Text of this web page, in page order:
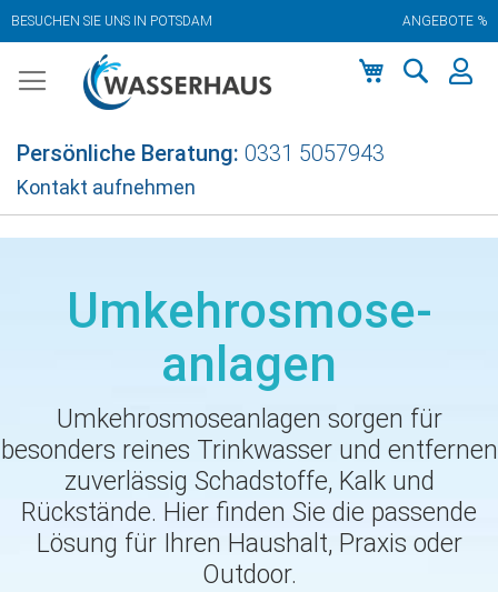
BESUCHEN SIE UNS IN POTSDAM ANGEBOTE %
Inhalt
Persönliche Beratung: 0331 5057943
Kontakt aufnehmen
Umkehrosmose­
anlagen
Umkehrosmoseanlagen sorgen für
besonders reines Trinkwasser und entfernen
zuverlässig Schadstoffe, Kalk und
Rückstände. Hier finden Sie die passende
Lösung für Ihren Haushalt, Praxis oder
Outdoor.